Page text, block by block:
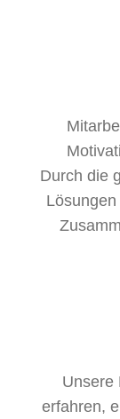
Durch die
Unsere
erfahren,